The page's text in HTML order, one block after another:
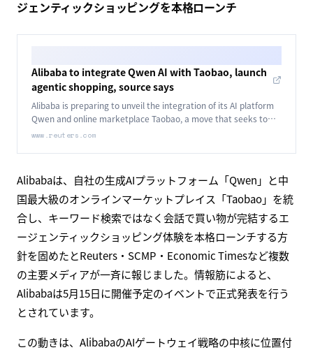
ジェンティックショッピングを本格ローンチ
Alibaba to integrate Qwen AI with Taobao, launch
agentic shopping, source says
Alibaba is preparing to unveil the integration of its AI platform
Qwen and online marketplace Taobao, a move that seeks to
drive shopping with conversations rather than keyword
www.reuters.com
Alibabaは、自社の生成AIプラットフォーム「Qwen」と中
国最大級のオンラインマーケットプレイス「Taobao」を統
合し、キーワード検索ではなく会話で買い物が完結するエ
ージェンティックショッピング体験を本格ローンチする方
針を固めたとReuters・SCMP・Economic Timesなど複数
の主要メディアが一斉に報じました。情報筋によると、
Alibabaは5月15日に開催予定のイベントで正式発表を行う
とされています。
この動きは、AlibabaのAIゲートウェイ戦略の中核に位置付